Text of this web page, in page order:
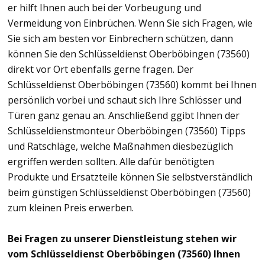
er hilft Ihnen auch bei der Vorbeugung und
Vermeidung von Einbrüchen. Wenn Sie sich Fragen, wie
Sie sich am besten vor Einbrechern schützen, dann
können Sie den Schlüsseldienst Oberböbingen (73560)
direkt vor Ort ebenfalls gerne fragen. Der
Schlüsseldienst Oberböbingen (73560) kommt bei Ihnen
persönlich vorbei und schaut sich Ihre Schlösser und
Türen ganz genau an. Anschließend ggibt Ihnen der
Schlüsseldienstmonteur Oberböbingen (73560) Tipps
und Ratschläge, welche Maßnahmen diesbezüglich
ergriffen werden sollten. Alle dafür benötigten
Produkte und Ersatzteile können Sie selbstverständlich
beim günstigen Schlüsseldienst Oberböbingen (73560)
zum kleinen Preis erwerben.
Bei Fragen zu unserer Dienstleistung stehen wir
vom Schlüsseldienst Oberböbingen (73560) Ihnen